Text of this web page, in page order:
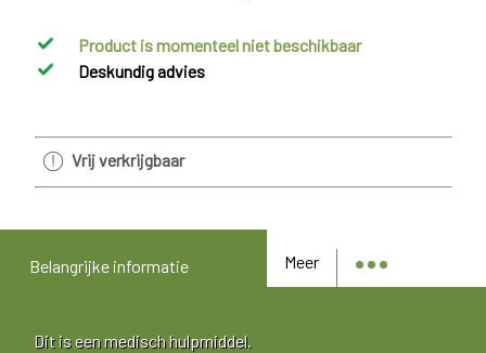
Product is momenteel niet beschikbaar
Deskundig advies
Vrij verkrijgbaar
Meer
Belangrijke informatie
Dit is een medisch hulpmiddel.